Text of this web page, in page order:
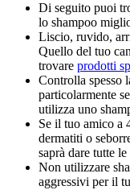
Di seguito puoi
lo shampoo
Liscio, ruvido,
Quello del tuo
trovare prodotti
Controlla spesso
particolarmente
utilizza uno
Se il tuo amico a
dermatiti o
saprà dare tutte
Non utilizzare
aggressivi per il